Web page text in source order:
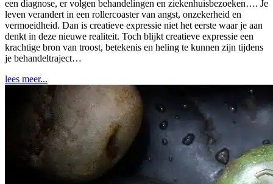
een diagnose, er volgen behandelingen en ziekenhuisbezoeken…. Je
leven verandert in een rollercoaster van angst, onzekerheid en
vermoeidheid. Dan is creatieve expressie niet het eerste waar je aan
denkt in deze nieuwe realiteit. Toch blijkt creatieve expressie een
krachtige bron van troost, betekenis en heling te kunnen zijn tijdens
je behandeltraject…
lees meer...